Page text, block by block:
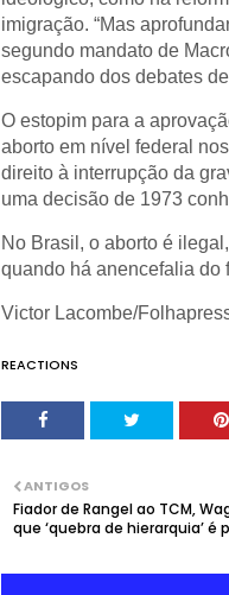
imigração. “Mas
segundo mandato de
escapando dos debates
O estopim para a
aborto em nível federal
direito à interrupção da
uma decisão de 1973
No Brasil, o aborto é
quando há anencefalia do
Victor Lacombe/
REACTIONS
ANTIGOS
Fiador de Rangel ao TCM,
que ‘quebra de hierarquia’